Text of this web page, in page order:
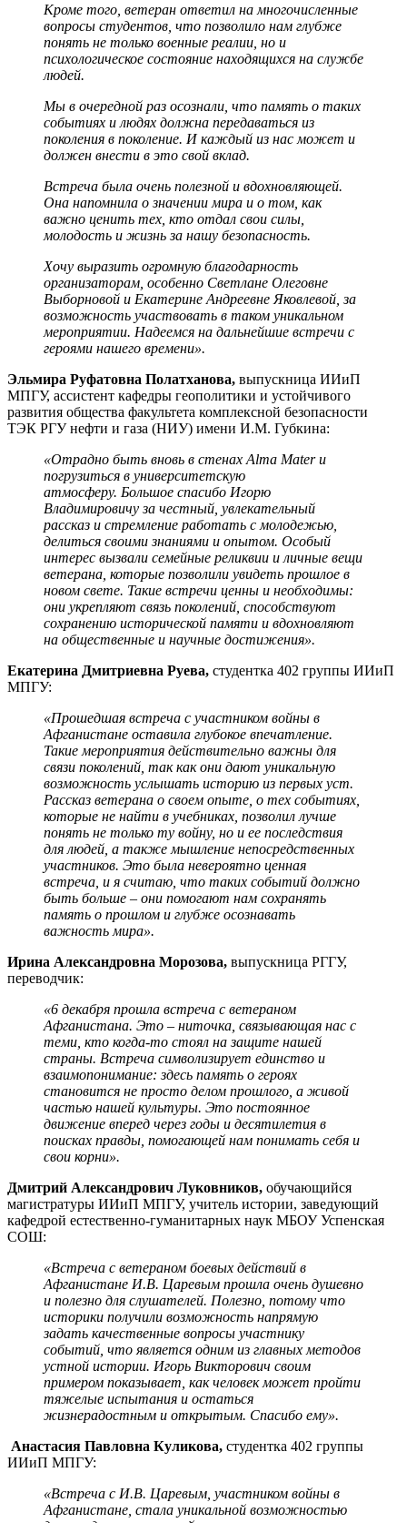
Кроме того, ветеран ответил на многочисленные
вопросы студентов, что позволило нам глубже
понять не только военные реалии, но и
психологическое состояние находящихся на службе
людей.
Мы в очередной раз осознали, что память о таких
событиях и людях должна передаваться из
поколения в поколение. И каждый из нас может и
должен внести в это свой вклад.
Встреча была очень полезной и вдохновляющей.
Она напомнила о значении мира и о том, как
важно ценить тех, кто отдал свои силы,
молодость и жизнь за нашу безопасность.
Хочу выразить огромную благодарность
организаторам, особенно Светлане Олеговне
Выборновой и Екатерине Андреевне Яковлевой, за
возможность участвовать в таком уникальном
мероприятии. Надеемся на дальнейшие встречи с
героями нашего времени».
Эльмира Руфатовна Полатханова, выпускница ИИиП
МПГУ, ассистент кафедры геополитики и устойчивого
развития общества факультета комплексной безопасности
ТЭК РГУ нефти и газа (НИУ) имени И.М. Губкина:
«Отрадно быть вновь в стенах Alma Mater и
погрузиться в университетскую
атмосферу. Большое спасибо Игорю
Владимировичу за честный, увлекательный
рассказ и стремление работать с молодежью,
делиться своими знаниями и опытом. Особый
интерес вызвали семейные реликвии и личные вещи
ветерана, которые позволили увидеть прошлое в
новом свете. Такие встречи ценны и необходимы:
они укрепляют связь поколений, способствуют
сохранению исторической памяти и вдохновляют
на общественные и научные достижения».
Екатерина Дмитриевна Руева, студентка 402 группы ИИиП
МПГУ:
«Прошедшая встреча с участником войны в
Афганистане оставила глубокое впечатление.
Такие мероприятия действительно важны для
связи поколений, так как они дают уникальную
возможность услышать историю из первых уст.
Рассказ ветерана о своем опыте, о тех событиях,
которые не найти в учебниках, позволил лучше
понять не только ту войну, но и ее последствия
для людей, а также мышление непосредственных
участников. Это была невероятно ценная
встреча, и я считаю, что таких событий должно
быть больше – они помогают нам сохранять
память о прошлом и глубже осознавать
важность мира».
Ирина Александровна Морозова, выпускница РГГУ,
переводчик:
«6 декабря прошла встреча с ветераном
Афганистана. Это – ниточка, связывающая нас с
теми, кто когда-то стоял на защите нашей
страны. Встреча символизирует единство и
взаимопонимание: здесь память о героях
становится не просто делом прошлого, а живой
частью нашей культуры. Это постоянное
движение вперед через годы и десятилетия в
поисках правды, помогающей нам понимать себя и
свои корни».
Дмитрий Александрович Луковников, обучающийся
магистратуры ИИиП МПГУ, учитель истории, заведующий
кафедрой естественно-гуманитарных наук МБОУ Успенская
СОШ:
«Встреча с ветераном боевых действий в
Афганистане И.В. Царевым прошла очень душевно
и полезно для слушателей. Полезно, потому что
историки получили возможность напрямую
задать качественные вопросы участнику
событий, что является одним из главных методов
устной истории. Игорь Викторович своим
примером показывает, как человек может пройти
тяжелые испытания и остаться
жизнерадостным и открытым. Спасибо ему».
Анастасия Павловна Куликова, студентка 402 группы
ИИиП МПГУ:
«Встреча с И.В. Царевым, участником войны в
Афганистане, стала уникальной возможностью